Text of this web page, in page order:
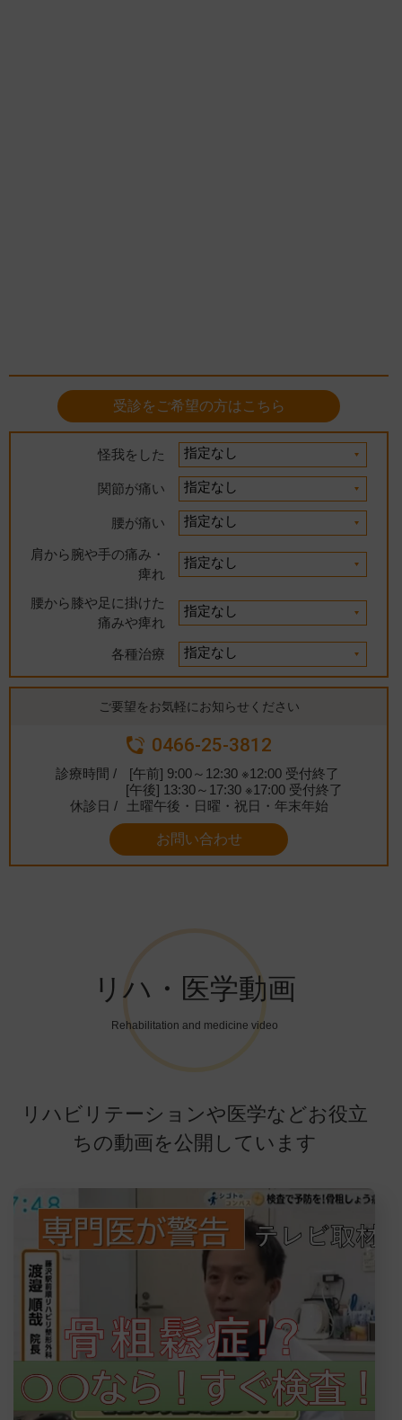
受診をご希望の方はこちら
怪我をした
関節が痛い
腰が痛い
肩から腕や手の痛み・
痺れ
腰から膝や足に掛けた
痛みや痺れ
各種治療
ご要望をお気軽にお知らせください
0466-25-3812
診療時間 /
[午前] 9:00～12:30 ※12:00 受付終了
[午後] 13:30～17:30 ※17:00 受付終了
休診日 /
土曜午後・日曜・祝日・年末年始
お問い合わせ
リハ・医学動画
Rehabilitation and medicine video
リハビリテーションや医学などお役立
ちの動画を公開しています